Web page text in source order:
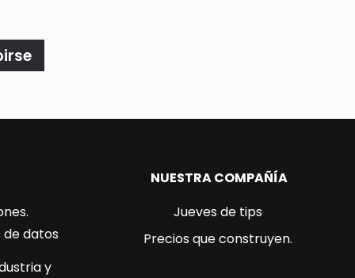
datos
y
NUESTRA COMPAÑÍA
Jueves de tips
Precios que construyen.